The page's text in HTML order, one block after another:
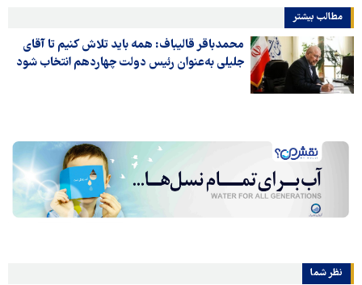
مطالب بیشتر
محمدباقر قالیباف: همه باید تلاش کنیم تا آقای
جلیلی به‌عنوان رئیس دولت چهاردهم انتخاب شود
نظر شما